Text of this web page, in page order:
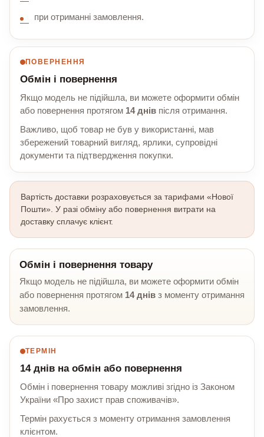
при отриманні замовлення.
ПОВЕРНЕННЯ
Обмін і повернення
Якщо модель не підійшла, ви можете оформити обмін
або повернення протягом 14 днів після отримання.
Важливо, щоб товар не був у використанні, мав
збережений товарний вигляд, ярлики, супровідні
документи та підтвердження покупки.
Вартість доставки розраховується за тарифами «Нової
Пошти». У разі обміну або повернення витрати на
доставку сплачує клієнт.
Обмін і повернення товару
Якщо модель не підійшла, ви можете оформити обмін
або повернення протягом 14 днів з моменту отримання
замовлення.
ТЕРМІН
14 днів на обмін або повернення
Обмін і повернення товару можливі згідно із Законом
України «Про захист прав споживачів».
Термін рахується з моменту отримання замовлення
клієнтом.